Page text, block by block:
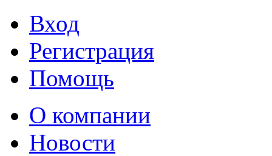
Вход
Регистрация
Помощь
О компании
Новости